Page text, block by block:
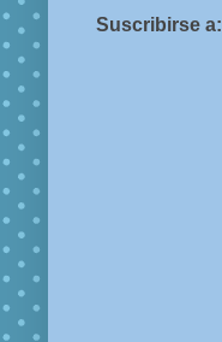
Suscribirse a: